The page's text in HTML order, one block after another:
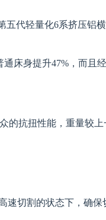
代轻量化6系挤压铝
床身提升47%，而且
的抗扭性能，重量较
速切割的状态下，确